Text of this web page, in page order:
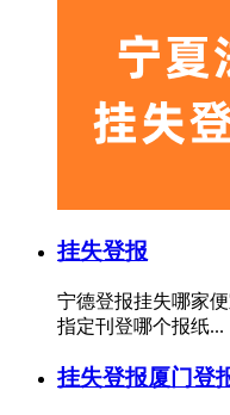
挂失登报
宁德登报挂失哪家
指定刊登哪个报纸...
挂失登报厦门登